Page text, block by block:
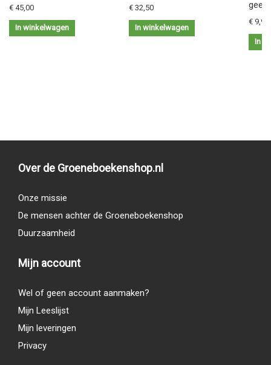
€ 45,00
In winkelwagen
€ 32,50
In winkelwagen
€ 9,95
In
Over de Groeneboekenshop.nl
Onze missie
De mensen achter de Groeneboekenshop
Duurzaamheid
Mijn account
Wel of geen account aanmaken?
Mijn Leeslijst
Mijn leveringen
Privacy